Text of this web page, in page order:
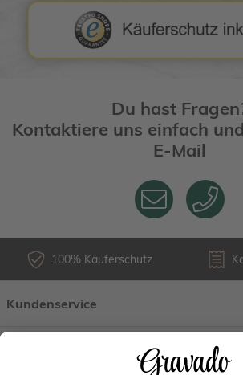
Du hast
Kontaktiere uns einfach
E-Mail
100% Käuferschutz
Kundenservice